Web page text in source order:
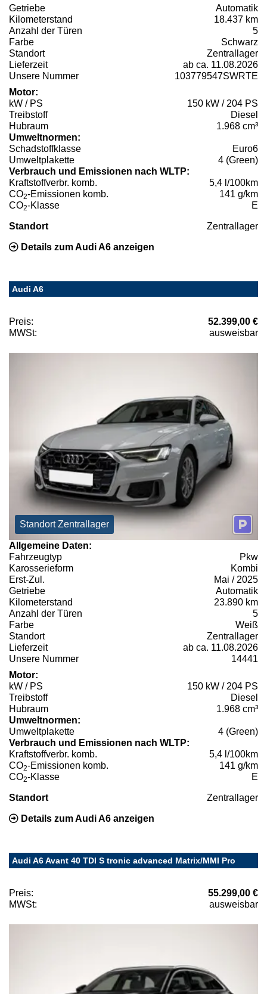
Getriebe
Automatik
Kilometerstand
18.437 km
Anzahl der Türen
5
Farbe
Schwarz
Standort
Zentrallager
Lieferzeit
ab ca. 11.08.2026
Unsere Nummer
103779547SWRTE
Motor:
kW / PS
150 kW / 204 PS
Treibstoff
Diesel
Hubraum
1.968 cm³
Umweltnormen:
Schadstoffklasse
Euro6
Umweltplakette
4 (Green)
Verbrauch und Emissionen nach WLTP:
Kraftstoffverbr. komb.
5,4 l/100km
CO2-Emissionen komb.
141 g/km
CO2-Klasse E
Standort Zentrallager
Details zum Audi A6 anzeigen
Audi A6
Preis:
52.399,00 €
MWSt:
ausweisbar
Standort Zentrallager
Allgemeine Daten:
Fahrzeugtyp
Pkw
Karosserieform
Kombi
Erst-Zul.
Mai / 2025
Getriebe
Automatik
Kilometerstand
23.890 km
Anzahl der Türen
5
Farbe
Weiß
Standort
Zentrallager
Lieferzeit
ab ca. 11.08.2026
Unsere Nummer
14441
Motor:
kW / PS
150 kW / 204 PS
Treibstoff
Diesel
Hubraum
1.968 cm³
Umweltnormen:
Umweltplakette
4 (Green)
Verbrauch und Emissionen nach WLTP:
Kraftstoffverbr. komb.
5,4 l/100km
CO2-Emissionen komb.
141 g/km
CO2-Klasse E
Standort Zentrallager
Details zum Audi A6 anzeigen
Audi A6 Avant 40 TDI S tronic advanced Matrix/MMI Pro
Preis:
55.299,00 €
MWSt:
ausweisbar